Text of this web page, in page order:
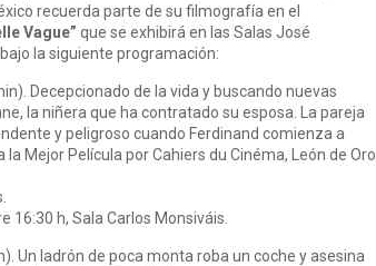
recuerda parte de su filmografía en el
Vague” que se exhibirá en las Salas José
la siguiente programación:
Decepcionado de la vida y buscando nuevas
la niñera que ha contratado su esposa. La pareja
y peligroso cuando Ferdinand comienza a
Mejor Película por Cahiers du Cinéma, León de Oro
16:30 h, Sala Carlos Monsiváis.
Un ladrón de poca monta roba un coche y asesina